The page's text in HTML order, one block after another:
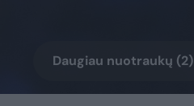
Daugiau nuotraukų (2)